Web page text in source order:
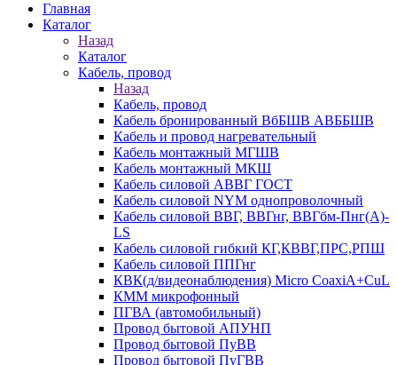
Главная
Каталог
Назад
Каталог
Кабель, провод
Назад
Кабель, провод
Кабель бронированный ВбБШВ АВББШВ
Кабель и провод нагревательный
Кабель монтажный МГШВ
Кабель монтажный МКШ
Кабель силовой АВВГ ГОСТ
Кабель силовой NYM однопроволочный
Кабель силовой ВВГ, ВВГнг, ВВГбм-Пнг(А)-
LS
Кабель силовой гибкий КГ,КВВГ,ПРС,РПШ
Кабель силовой ППГнг
КВК(д/видеонаблюдения) Micro CoaxiA+CuL
КММ микрофонный
ПГВА (автомобильный)
Провод бытовой АПУНП
Провод бытовой ПуВВ
Провод бытовой ПуГВВ